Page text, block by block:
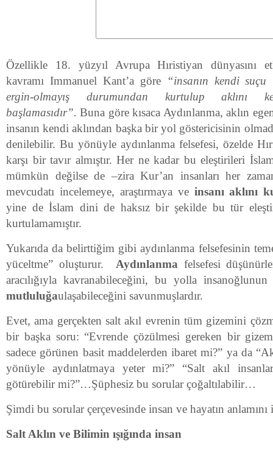
Özellikle 18. yüzyıl Avrupa Hıristiyan dünyasını
kavramı Immanuel Kant’a göre “insanın kendi
ergin-olmayış durumundan kurtulup aklını
başlamasıdır”. Buna göre kısaca Aydınlanma, aklın
insanın kendi aklından başka bir yol göstericisinin
denilebilir. Bu yönüyle aydınlanma felsefesi, özelde
karşı bir tavır almıştır. Her ne kadar bu eleştirileri
mümkün değilse de –zira Kur’an insanları her
mevcudatı incelemeye, araştırmaya ve insanı aklını
yine de İslam dini de haksız bir şekilde bu tür
kurtulamamıştır.
Yukarıda da belirttiğim gibi aydınlanma felsefesinin
yüceltme” oluşturur. Aydınlanma felsefesi
aracılığıyla kavranabileceğini, bu yolla
mutluluğaulaşabileceğini savunmuşlardır.
Evet, ama gerçekten salt akıl evrenin tüm gizemini
bir başka soru: “Evrende çözülmesi gereken bir
sadece görünen basit maddelerden ibaret mi?” ya da
yönüyle aydınlatmaya yeter mi?” “Salt akıl
götürebilir mi?”…Şüphesiz bu sorular çoğaltılabilir…
Şimdi bu sorular çerçevesinde insan ve hayatın
Salt Aklın ve Bilimin ışığında insan